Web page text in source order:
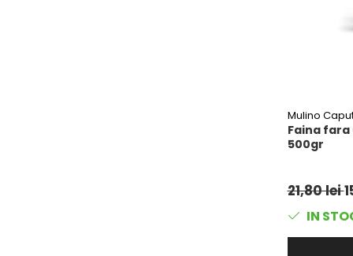
Mulino
Faina fara
500gr
21,80 lei
IN